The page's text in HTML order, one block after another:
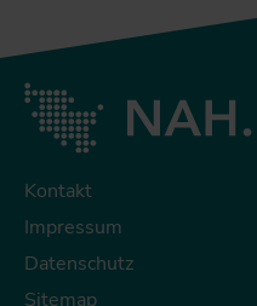
Kontakt
Impressum
Datenschutz
Sitemap